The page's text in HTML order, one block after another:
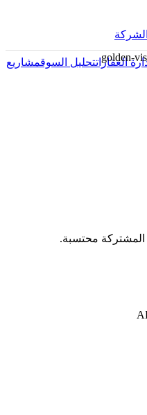
العقاراتتحليل السوقمشاريع
golden-
المشتركة محتسبة.